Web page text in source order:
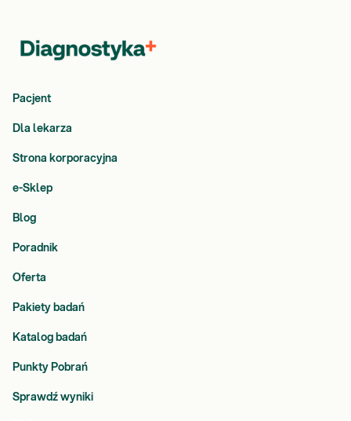
Pacjent
Dla lekarza
Strona korporacyjna
e-Sklep
Blog
Poradnik
Oferta
Pakiety badań
Katalog badań
Punkty Pobrań
Sprawdź wyniki